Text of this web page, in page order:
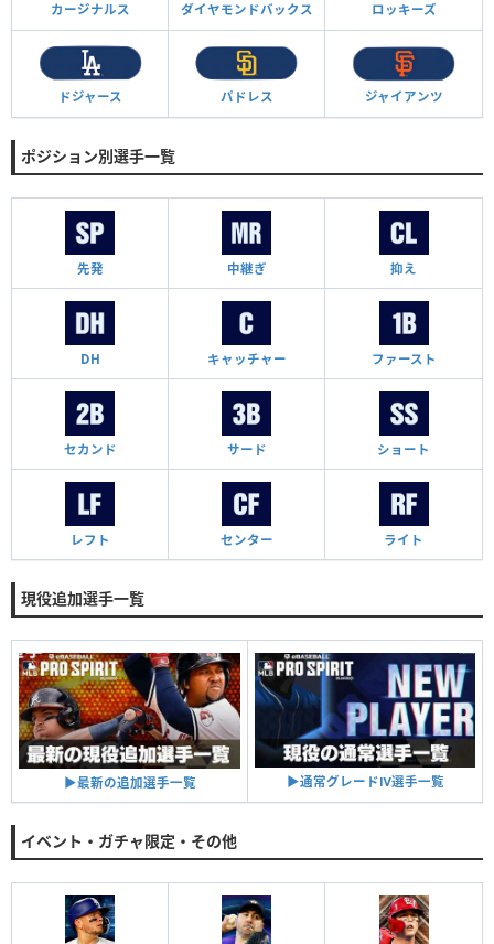
カージナルス ダイヤモンドバックス ロッキーズ
ドジャース パドレス ジャイアンツ
ポジション別選手一覧
先発 中継ぎ 抑え
DH キャッチャー ファースト
セカンド サード ショート
レフト センター ライト
現役追加選手一覧
▶︎最新の追加選手一覧 ▶︎通常グレードⅣ選手一覧
イベント・ガチャ限定・その他